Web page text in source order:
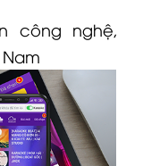
công nghệ,